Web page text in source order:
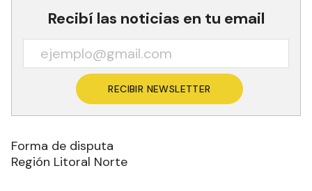
Recibí las noticias en tu email
RECIBIR NEWSLETTER
Forma de disputa
Región Litoral Norte